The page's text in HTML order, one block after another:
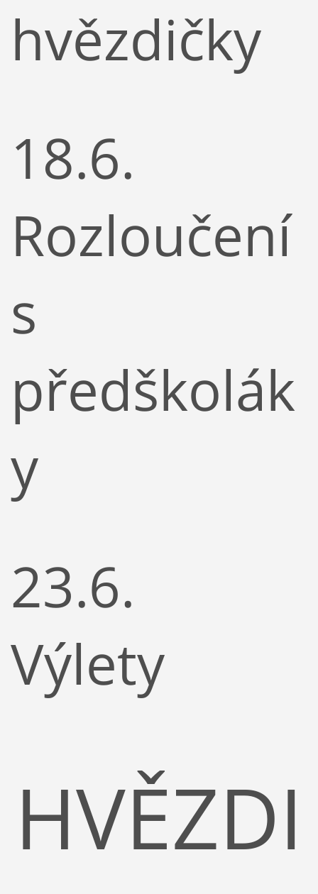
hvězdičky
18.6.
Rozloučení
s
předškolák
y
23.6.
Výlety
HVĚZDI